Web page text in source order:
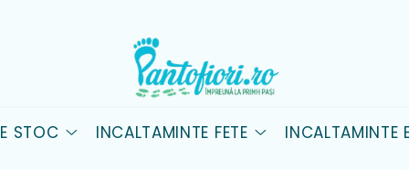
STOC INCALTAMINTE FETE INCALTAMINTE